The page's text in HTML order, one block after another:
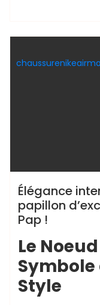
Élégance
papillon
Pap !
Le
Symbole
Style